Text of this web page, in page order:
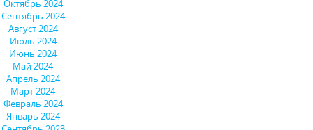
Октябрь 2024
Сентябрь 2024
Август 2024
Июль 2024
Июнь 2024
Май 2024
Апрель 2024
Март 2024
Февраль 2024
Январь 2024